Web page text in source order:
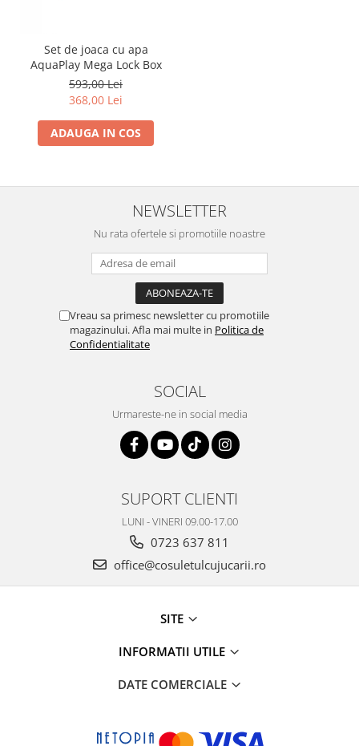
Set de joaca cu apa
AquaPlay Mega Lock Box
593,00 Lei
368,00 Lei
ADAUGA IN COS
NEWSLETTER
Nu rata ofertele si promotiile noastre
Vreau sa primesc newsletter cu promotiile
magazinului. Afla mai multe in Politica de
Confidentialitate
SOCIAL
Urmareste-ne in social media
SUPORT CLIENTI
LUNI - VINERI 09.00-17.00
0723 637 811
office@cosuletulcujucarii.ro
SITE
INFORMATII UTILE
DATE COMERCIALE